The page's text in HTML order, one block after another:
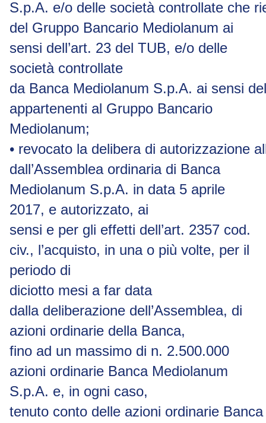
S.p.A. e/o delle società controllate che
del Gruppo Bancario Mediolanum ai
sensi dell’art. 23 del TUB, e/o delle
società controllate
da Banca Mediolanum S.p.A. ai sensi
appartenenti al Gruppo Bancario
Mediolanum;
• revocato la delibera di autorizzazione
dall’Assemblea ordinaria di Banca
Mediolanum S.p.A. in data 5 aprile
2017, e autorizzato, ai
sensi e per gli effetti dell’art. 2357 cod.
civ., l’acquisto, in una o più volte, per il
periodo di
diciotto mesi a far data
dalla deliberazione dell’Assemblea, di
azioni ordinarie della Banca,
fino ad un massimo di n. 2.500.000
azioni ordinarie Banca Mediolanum
S.p.A. e, in ogni caso,
tenuto conto delle azioni ordinarie Banca